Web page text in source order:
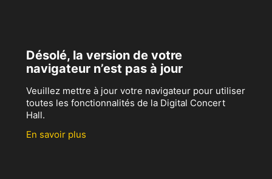
Désolé, la version de votre
navigateur n’est pas à jour
Veuillez mettre à jour votre navigateur pour utiliser
toutes les fonctionnalités de la Digital Concert
Hall.
En savoir plus